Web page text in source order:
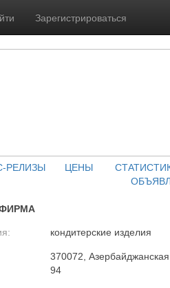
Зарегистрироваться
РЕЛИЗЫ ЦЕНЫ
ФИРМА
кондитерские изделия
370072,
94